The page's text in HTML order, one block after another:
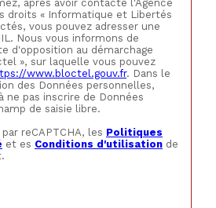
après avoir contacté l'Agence
droits « Informatique et Libertés
vous pouvez adresser une
Nous vous informons de
d'opposition au démarchage
», sur laquelle vous pouvez
www.bloctel.gouv.fr. Dans le
des Données personnelles,
ne pas inscrire de Données
de saisie libre.
reCAPTCHA, les Politiques
et es Conditions d'utilisation de